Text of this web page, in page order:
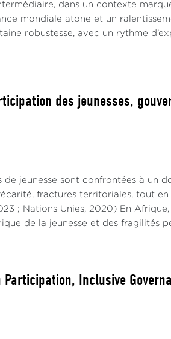
dans un contexte
mondiale atone et un
robustesse, avec un rythme
des jeunesses,
jeunesse sont confrontées à un
fractures territoriales, tout
; Nations Unies, 2020) En
de la jeunesse et des fragilités
Participation, Inclusive